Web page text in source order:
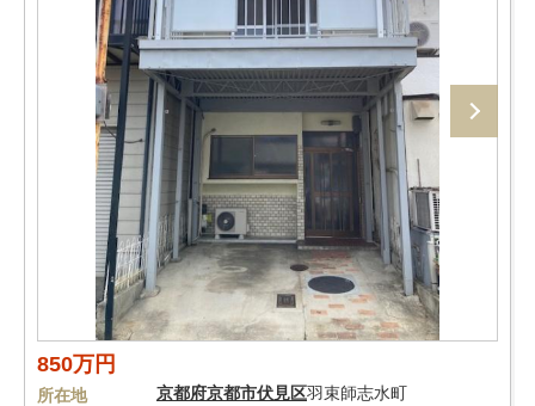
850万円
所在地 京都府京都市伏見区羽束師志水町